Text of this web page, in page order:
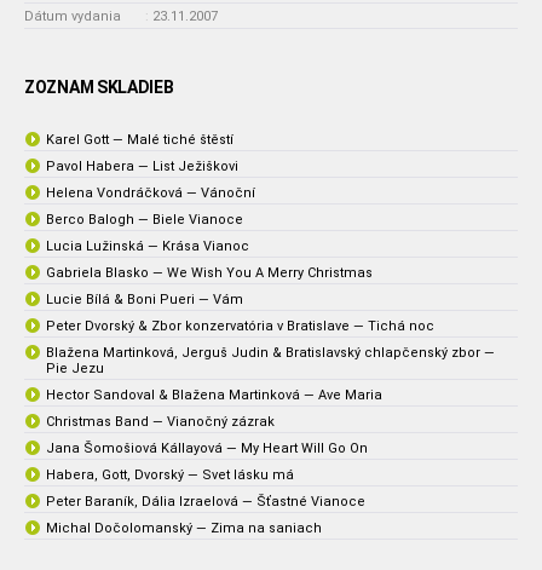
Dátum vydania
: 23.11.2007
ZOZNAM SKLADIEB
Karel Gott — Malé tiché štěstí
Pavol Habera — List Ježiškovi
Helena Vondráčková — Vánoční
Berco Balogh — Biele Vianoce
Lucia Lužinská — Krása Vianoc
Gabriela Blasko — We Wish You A Merry Christmas
Lucie Bílá & Boni Pueri — Vám
Peter Dvorský & Zbor konzervatória v Bratislave — Tichá noc
Blažena Martinková, Jerguš Judin & Bratislavský chlapčenský zbor —
Pie Jezu
Hector Sandoval & Blažena Martinková — Ave Maria
Christmas Band — Vianočný zázrak
Jana Šomošiová Kállayová — My Heart Will Go On
Habera, Gott, Dvorský — Svet lásku má
Peter Baraník, Dália Izraelová — Šťastné Vianoce
Michal Dočolomanský — Zima na saniach